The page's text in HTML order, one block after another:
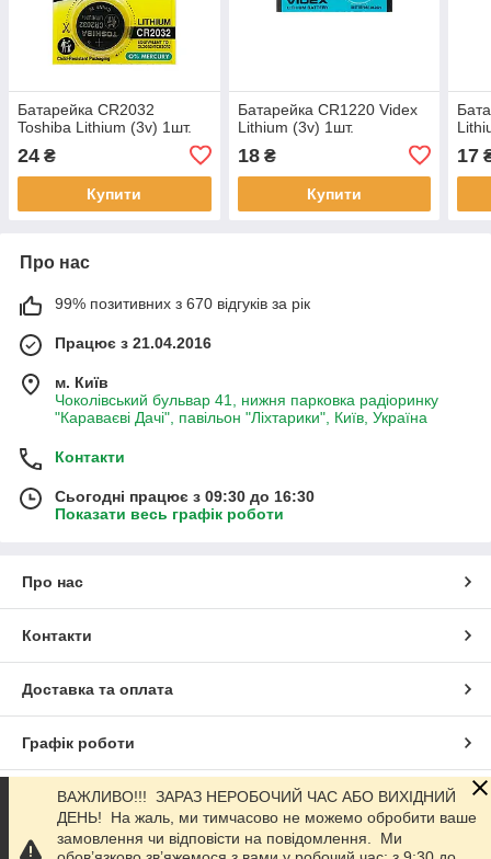
Батарейка CR2032
Toshiba Lithium (3v) 1шт.
24 ₴
Купити
Батарейка CR1220 Videx
Lithium (3v) 1шт.
18₴
Купити
17
Про нас
99% позитивних з 670 відгуків за рік
Працює з 21.04.2016
м. Київ
Чоколівський бульвар 41, нижня парковка радіоринку
"Караваєві Дачі", павільон "Ліхтарики", Київ, Україна
Контакти
Сьогодні працює з 09:30 до 16:30
Показати весь графік роботи
Про нас
Контакти
Доставка та оплата
Графік роботи
Повна версія сайту
Сайт створено на маркетплейсі Prom.ua
ВАЖЛИВО!!! ЗАРАЗ НЕРОБОЧИЙ ЧАС АБО ВИХІДНИЙ
ДЕНЬ! На жаль, ми тимчасово не можемо обробити ваше
замовлення чи відповісти на повідомлення. Ми